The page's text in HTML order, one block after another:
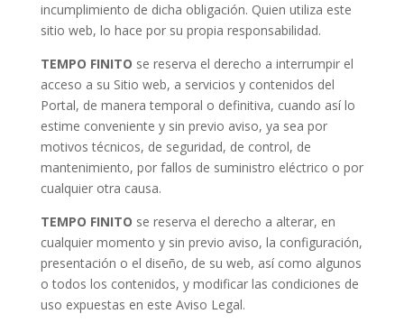
incumplimiento de dicha obligación. Quien utiliza este
sitio web, lo hace por su propia responsabilidad.
TEMPO FINITO se reserva el derecho a interrumpir el
acceso a su Sitio web, a servicios y contenidos del
Portal, de manera temporal o definitiva, cuando así lo
estime conveniente y sin previo aviso, ya sea por
motivos técnicos, de seguridad, de control, de
mantenimiento, por fallos de suministro eléctrico o por
cualquier otra causa.
TEMPO FINITO se reserva el derecho a alterar, en
cualquier momento y sin previo aviso, la configuración,
presentación o el diseño, de su web, así como algunos
o todos los contenidos, y modificar las condiciones de
uso expuestas en este Aviso Legal.